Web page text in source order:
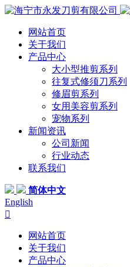
网站首页
关于我们
产品中心
大小型推剪系列
往复式修须刀系列
修眉剪系列
女用美容剪系列
宠物系列
新闻资讯
公司新闻
行业动态
联系我们
简体中文
English

网站首页
关于我们
产品中心